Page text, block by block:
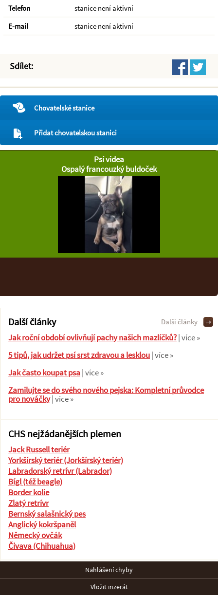
Telefon
stanice není aktivní
E-mail
stanice není aktivní
Sdílet:
Chovatelské stanice
Přidat chovatelskou stanici
Psí videa
Ospalý francouzký buldoček
Další články
Jak roční období ovlivňují pachy našich mazlíčků?| více »
5 tipů, jak udržet psí srst zdravou a lesklou| více »
Jak často koupat psa| více »
Zamilujte se do svého nového pejska: Kompletní průvodce
pro nováčky| více »
Další články
CHS nejžádanějších plemen
Jack Russell teriér
Yorkšírský teriér (Jorkšírský teriér)
Labradorský retrívr (Labrador)
Bígl (též beagle)
Border kolie
Zlatý retrívr
Bernský salašnický pes
Anglický kokršpaněl
Německý ovčák
Čivava (Chihuahua)
Nahlášení chyby
Vložit inzerát